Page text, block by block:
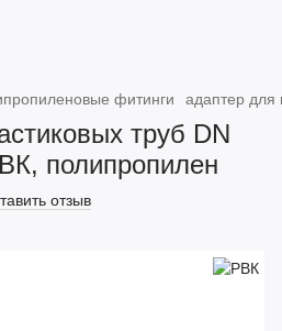
фитинги адаптер для
труб DN
полипропилен
отзыв